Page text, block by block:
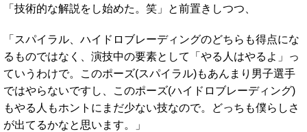
「技術的な解説をし始めた。笑」と前置きしつつ、
「スパイラル、ハイドロブレーディングのどちらも得点にな
るものではなく、演技中の要素として「やる人はやるよ」っ
ていうわけで。このポーズ(スパイラル)もあんまり男子選手
ではやらないですし、このポーズ(ハイドロブレーディング)
もやる人もホントにまだ少ない技なので。どっちも僕らしさ
が出てるかなと思います。」